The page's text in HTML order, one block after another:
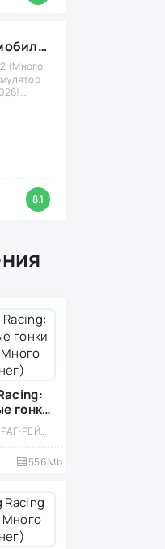
Симулятор Автомобиля 2 (Мод Много денег/Всё открыто)
(Много
8.1
гонки
ГОНКИ / ДРАГ-РЕЙСИНГ / КАЗУАЛЬНЫЕ / МНОГОПОЛЬЗОВАТЕЛЬСКАЯ / СОРЕВНОВАТЕЛЬНАЯ / ОДНОПОЛЬЗОВАТЕЛЬСКИЕ / СТИЛИЗАЦИЯ / МОД / ВСТРОЕННЫЙ КЕШ
556 Mb